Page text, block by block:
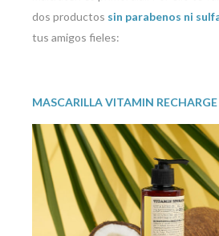
dos productos sin parabenos ni
tus amigos fieles:
MASCARILLA VITAMIN RECHARGE